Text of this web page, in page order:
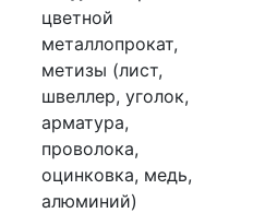
цветной
металлопрокат,
метизы (лист,
швеллер, уголок,
арматура,
проволока,
оцинковка, медь,
алюминий)